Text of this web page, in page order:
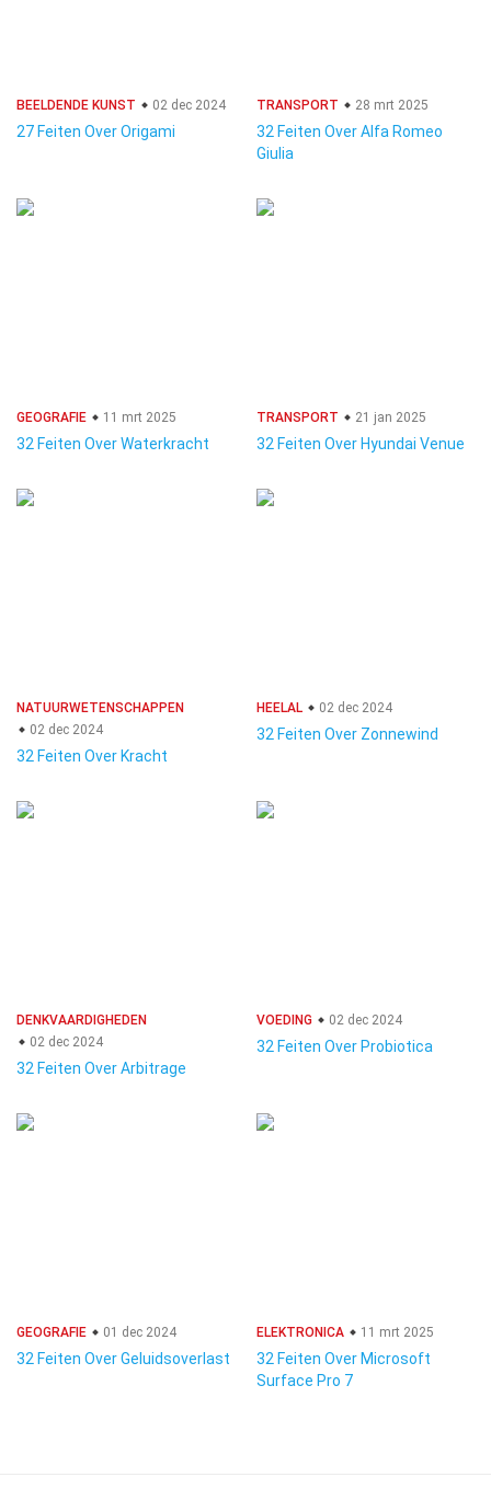
BEELDENDE KUNST 02 dec 2024
27 Feiten Over Origami
TRANSPORT 28 mrt 2025
32 Feiten Over Alfa Romeo
Giulia
GEOGRAFIE 11 mrt 2025
32 Feiten Over Waterkracht
TRANSPORT 21 jan 2025
32 Feiten Over Hyundai Venue
NATUURWETENSCHAPPEN
02 dec 2024
32 Feiten Over Kracht
HEELAL 02 dec 2024
32 Feiten Over Zonnewind
DENKVAARDIGHEDEN
02 dec 2024
32 Feiten Over Arbitrage
VOEDING 02 dec 2024
32 Feiten Over Probiotica
GEOGRAFIE 01 dec 2024
32 Feiten Over Geluidsoverlast
ELEKTRONICA 11 mrt 2025
32 Feiten Over Microsoft
Surface Pro 7